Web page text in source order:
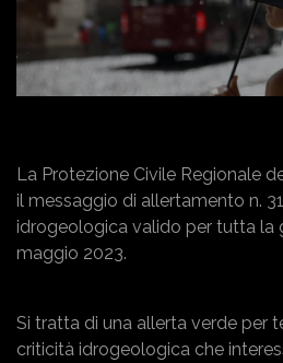
La Protezione Civile Regionale
il messaggio di allertamento n.
idrogeologica valido per tutta la
maggio 2023.
Si tratta di una allerta verde per
criticità idrogeologica che